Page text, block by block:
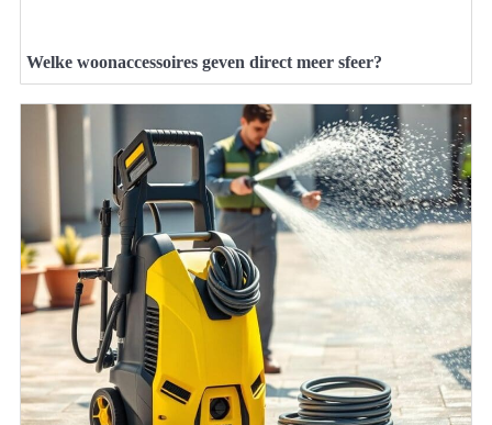
Welke woonaccessoires geven direct meer sfeer?